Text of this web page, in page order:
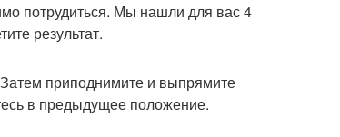
потрудиться. Мы нашли для вас 4
результат.
Затем приподнимите и выпрямите
в предыдущее положение.